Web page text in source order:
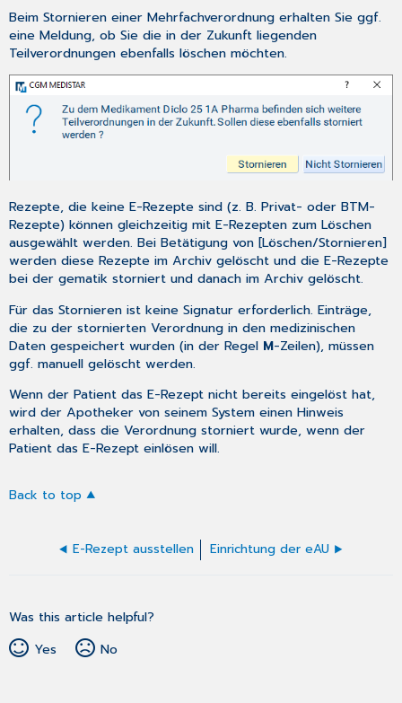
Beim Stornieren einer Mehrfachverordnung erhalten Sie ggf.
eine Meldung, ob Sie die in der Zukunft liegenden
Teilverordnungen ebenfalls löschen möchten.
Rezepte, die keine E-Rezepte sind (z. B. Privat- oder BTM-
Rezepte) können gleichzeitig mit E-Rezepten zum Löschen
ausgewählt werden. Bei Betätigung von [Löschen/Stornieren]
werden diese Rezepte im Archiv gelöscht und die E-Rezepte
bei der gematik storniert und danach im Archiv gelöscht.
Für das Stornieren ist keine Signatur erforderlich. Einträge,
die zu der stornierten Verordnung in denmedizinischen
Daten gespeichert wurden (in der Regel M-Zeilen), müssen
ggf. manuell gelöscht werden.
Wenn der Patient das E-Rezept nicht bereits eingelöst hat,
wird der Apotheker von seinem System einen Hinweis
erhalten, dass die Verordnung storniert wurde, wenn der
Patient das E-Rezept einlösen will.
Back to top
E-Rezept ausstellen Einrichtung der eAU
Was this article helpful?
Yes
No